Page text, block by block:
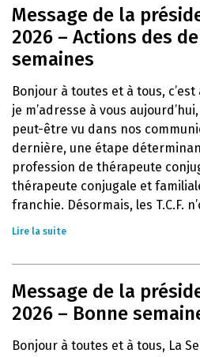
Message de la
2026 – Actions des
semaines
Bonjour à toutes et à tous,
je m’adresse à vous
peut-être vu dans nos
dernière, une étape
profession de thérapeute
thérapeute conjugale et
franchie. Désormais, les T.C.F.
Lire la suite
Message de la
2026 – Bonne
Bonjour à toutes et à tous, La